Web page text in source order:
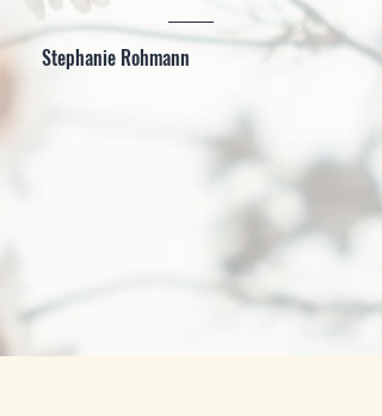
Stephanie Rohmann